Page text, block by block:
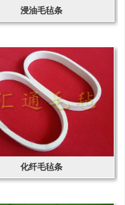
浸油毛毡条
化纤毛毡条